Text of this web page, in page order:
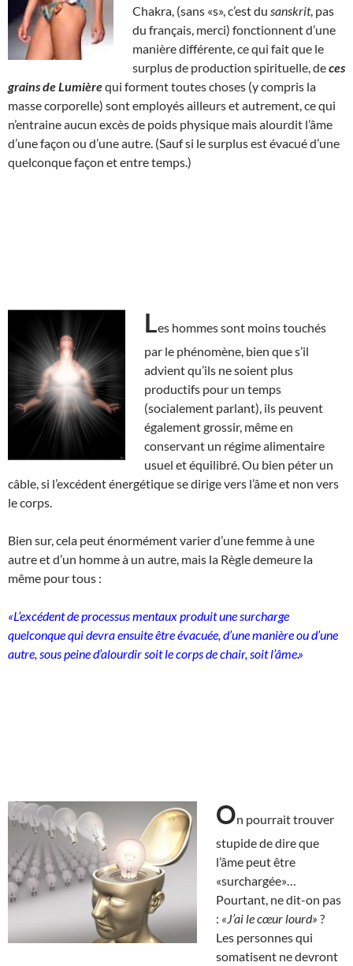
Chakra, (sans «s», c’est du sanskrit, pas
du français, merci) fonctionnent d’une
manière différente, ce qui fait que le
surplus de production spirituelle, deces
grains de Lumièrequi forment toutes choses (y compris la
masse corporelle) sont employés ailleurs et autrement, ce qui
n’entraine aucun excès de poids physique mais alourdit l’âme
d’une façon ou d’une autre. (Sauf si le surplus est évacué d’une
quelconque façon et entre temps.)
Les hommes sont moins touchés
par le phénomène, bien que s’il
advient qu’ils ne soient plus
productifs pour un temps
(socialement parlant), ils peuvent
également grossir, même en
conservant un régime alimentaire
usuel et équilibré. Ou bien péter un
câble, si l’excédent énergétique se dirige vers l’âme et non vers
le corps.
Bien sur, cela peut énormément varier d’une femme à une
autre et d’un homme à un autre, mais la Règle demeure la
même pour tous :
«L’excédent de processus mentaux produit une surcharge
quelconque qui devra ensuite être évacuée, d’une manière ou d’une
autre, sous peine d’alourdir soit le corps de chair, soit l’âme.»
On pourrait trouver
stupide de dire que
l’âme peut être
«surchargée»…
Pourtant, ne dit-on pas
: «J’ai le cœur lourd» ?
Les personnes qui
somatisent ne devront